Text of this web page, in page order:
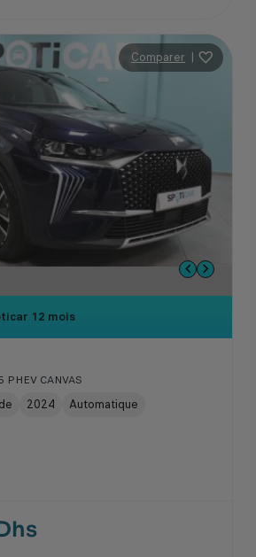
Comparer |
12 mois
PHEV CANVAS
2024 Automatique